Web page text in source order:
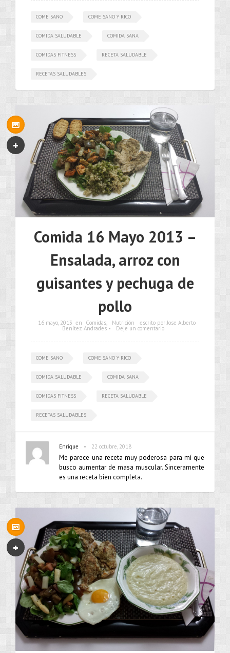
COME SANO COME SANO Y RICO
COMIDA SALUDABLE COMIDA SANA
COMIDAS FITNESS RECETA SALUDABLE
RECETAS SALUDABLES
Comida 16 Mayo 2013 –
Ensalada, arroz con
guisantes y pechuga de
pollo
16 mayo, 2013 en Comidas, Nutrición escrito por Jose Alberto
Benítez Andrades • Deje un comentario
COME SANO COME SANO Y RICO
COMIDA SALUDABLE COMIDA SANA
COMIDAS FITNESS RECETA SALUDABLE
RECETAS SALUDABLES
Enrique • 22 octubre, 2018
Me parece una receta muy poderosa para mí que
busco aumentar de masa muscular. Sinceramente
es una receta bien completa.